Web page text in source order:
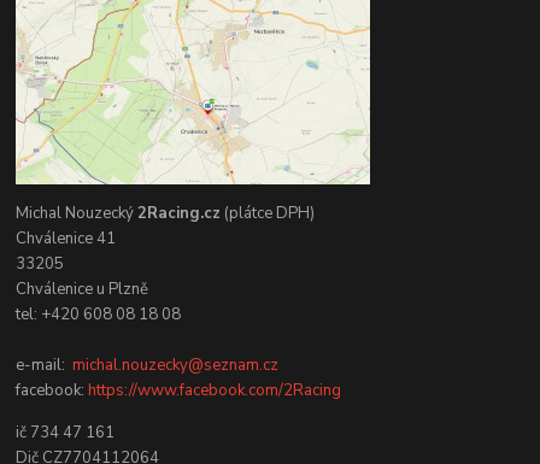
Michal Nouzecký2Racing.cz (plátce DPH)
Chválenice 41
33205
Chválenice u Plzně
tel: +420 608 08 18 08
e-mail:michal.nouzecky@seznam.cz
facebook:https://www.facebook.com/2Racing
ič 734 47 161
Dič CZ7704112064